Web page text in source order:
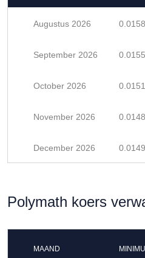
Augustus 2026
September 2026
October 2026
November 2026
December 2026
Polymath koers
MAAND